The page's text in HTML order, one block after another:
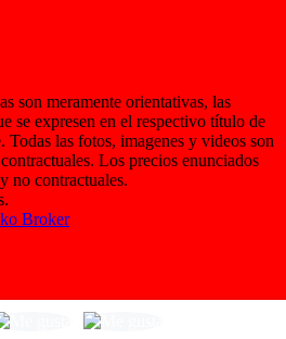
son meramente orientativas, las
se expresen en el respectivo título de
Todas las fotos, imagenes y videos son
Los precios enunciados
no contractuales.
Broker